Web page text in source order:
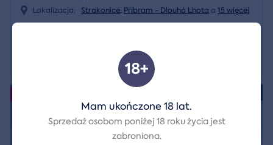
Lokalizacja: Strakonice, Příbram - Dlouhá Lhota a 15 więcej
18+
Mam ukończone 18 lat.
Sprzedaż osobom poniżej 18 roku życia jest
zabroniona.